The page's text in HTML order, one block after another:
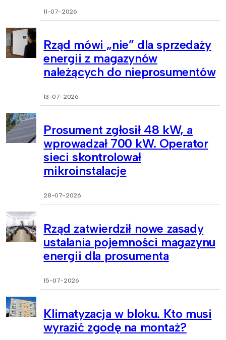
11-07-2026
Rząd mówi „nie” dla sprzedaży
energii z magazynów
należących do nieprosumentów
13-07-2026
Prosument zgłosił 48 kW, a
wprowadzał 700 kW. Operator
sieci skontrolował
mikroinstalacje
28-07-2026
Rząd zatwierdził nowe zasady
ustalania pojemności magazynu
energii dla prosumenta
15-07-2026
Klimatyzacja w bloku. Kto musi
wyrazić zgodę na montaż?